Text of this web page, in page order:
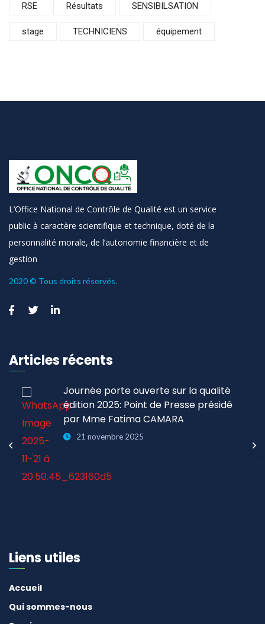
RSE Résultats SENSIBILSATION
stage TECHNICIENS équipement
L’Office National de Contrôle de Qualité est un service
public à caractère scientifique et technique, doté de la
personnalité morale, de l’autonomie financière et de
gestion
2020 © Tous droits réservés.
Articles récents
Journée porte ouverte sur la qualité
édition 2025: Point de Presse présidé
par Mme Fatima CAMARA
21 novembre 2025
Liens utiles
Accueil
Qui sommes-nous